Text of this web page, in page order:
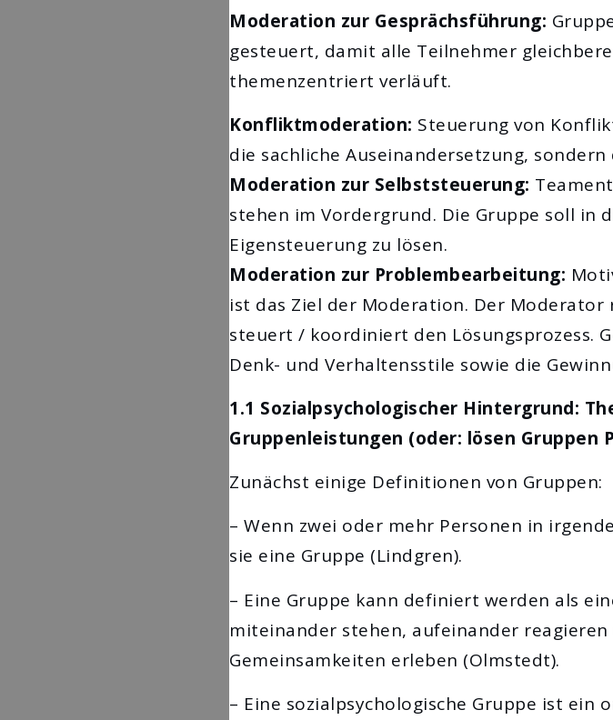
Moderation zur Gesprächsführung:
gesteuert, damit alle Teilnehmer
themenzentriert verläuft.
Konfliktmoderation: Steuerung von
die sachliche Auseinandersetzung,
Moderation zur Selbststeuerung:
stehen im Vordergrund. Die Gruppe soll in
Eigensteuerung zu lösen.
Moderation zur Problembearbeitung:
ist das Ziel der Moderation. Der
steuert / koordiniert den Lösungsprozess.
Denk- und Verhaltensstile sowie die
1.1 Sozialpsychologischer Hintergrund:
Gruppenleistungen (oder: lösen Gruppen
Zunächst einige Definitionen von Gruppen:
– Wenn zwei oder mehr Personen in
sie eine Gruppe (Lindgren).
– Eine Gruppe kann definiert werden als
miteinander stehen, aufeinander
Gemeinsamkeiten erleben (Olmstedt).
– Eine sozialpsychologische Gruppe ist ein